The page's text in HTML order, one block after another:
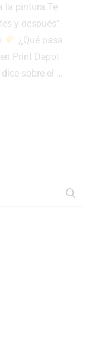
la pintura.Te
y después”.
¿Qué pasa
Print Depot
sobre el …